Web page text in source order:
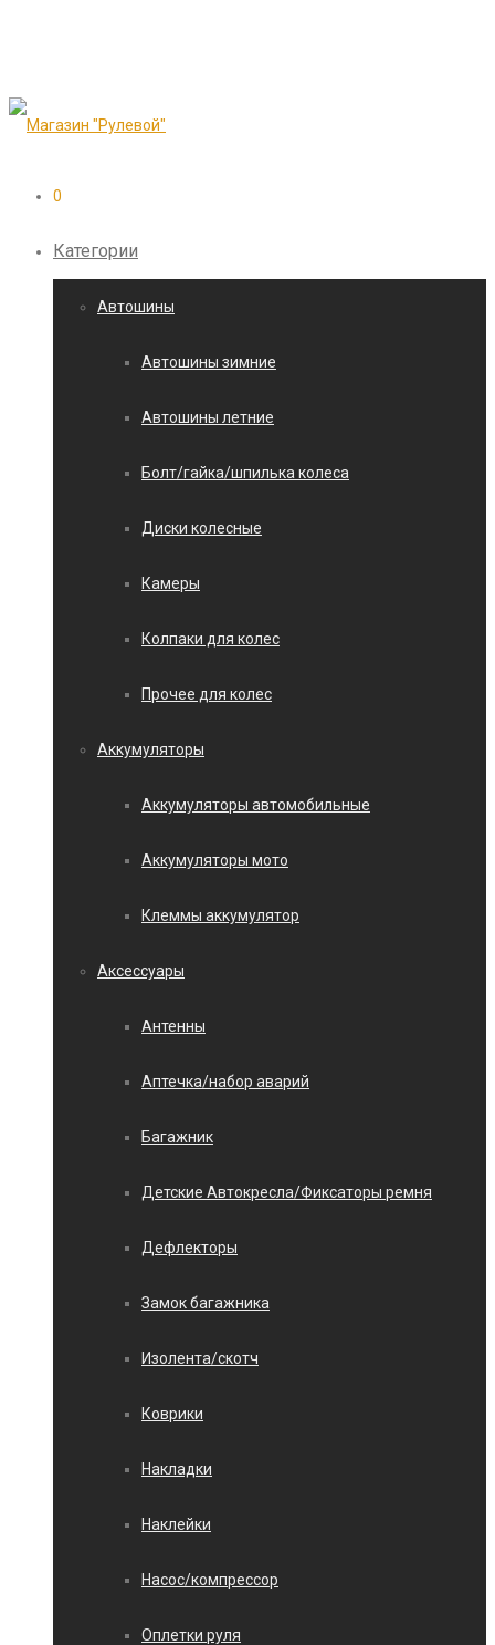
0
Категории
Автошины
Автошины зимние
Автошины летние
Болт/гайка/шпилька колеса
Диски колесные
Камеры
Колпаки для колес
Прочее для колес
Аккумуляторы
Аккумуляторы автомобильные
Аккумуляторы мото
Клеммы аккумулятор
Аксессуары
Антенны
Аптечка/набор аварий
Багажник
Детские Автокресла/Фиксаторы ремня
Дефлекторы
Замок багажника
Изолента/скотч
Коврики
Накладки
Наклейки
Насос/компрессор
Оплетки руля